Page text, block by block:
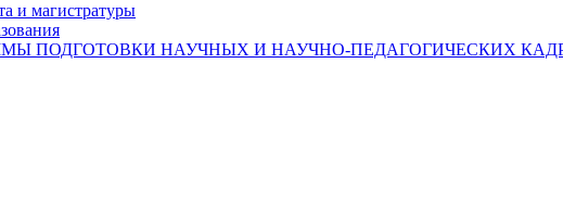
и магистратуры
ПОДГОТОВКИ НАУЧНЫХ И НАУЧНО-ПЕДАГОГИЧЕСКИХ